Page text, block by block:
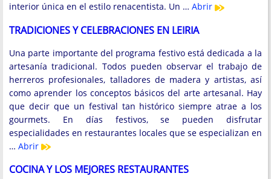
interior única en el estilo renacentista. Un … Abrir
TRADICIONES Y CELEBRACIONES EN LEIRIA
Una parte importante del programa festivo está dedicada a la
artesanía tradicional. Todos pueden observar el trabajo de
herreros profesionales, talladores de madera y artistas, así
como aprender los conceptos básicos del arte artesanal. Hay
que decir que un festival tan histórico siempre atrae a los
gourmets. En días festivos, se pueden disfrutar
especialidades en restaurantes locales que se especializan en
… Abrir
COCINA Y LOS MEJORES RESTAURANTES